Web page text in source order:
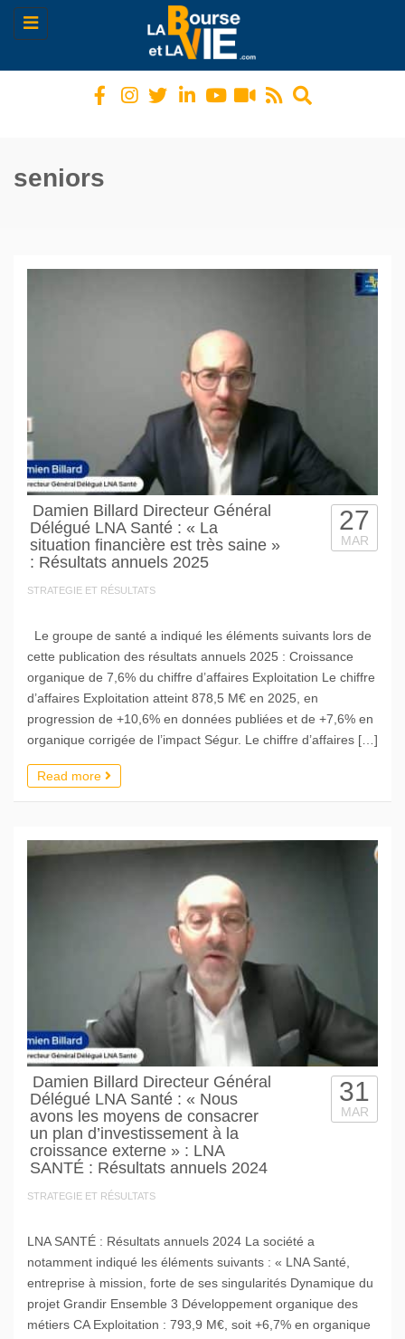
Toggle
navigation
seniors
Damien Billard Directeur Général
Délégué LNA Santé : « La
situation financière est très saine »
: Résultats annuels 2025
STRATEGIE ET RÉSULTATS
27
MAR
Le groupe de santé a indiqué les éléments suivants lors de
cette publication des résultats annuels 2025 : Croissance
organique de 7,6% du chiffre d’affaires Exploitation Le chiffre
d’affaires Exploitation atteint 878,5 M€ en 2025, en
progression de +10,6% en données publiées et de +7,6% en
organique corrigée de l’impact Ségur. Le chiffre d’affaires […]
Read more
Damien Billard Directeur Général
Délégué LNA Santé : « Nous
avons les moyens de consacrer
un plan d’investissement à la
croissance externe » : LNA
SANTÉ : Résultats annuels 2024
STRATEGIE ET RÉSULTATS
31
MAR
LNA SANTÉ : Résultats annuels 2024 La société a
notamment indiqué les éléments suivants : « LNA Santé,
entreprise à mission, forte de ses singularités Dynamique du
projet Grandir Ensemble 3 Développement organique des
métiers CA Exploitation : 793,9 M€, soit +6,7% en organique